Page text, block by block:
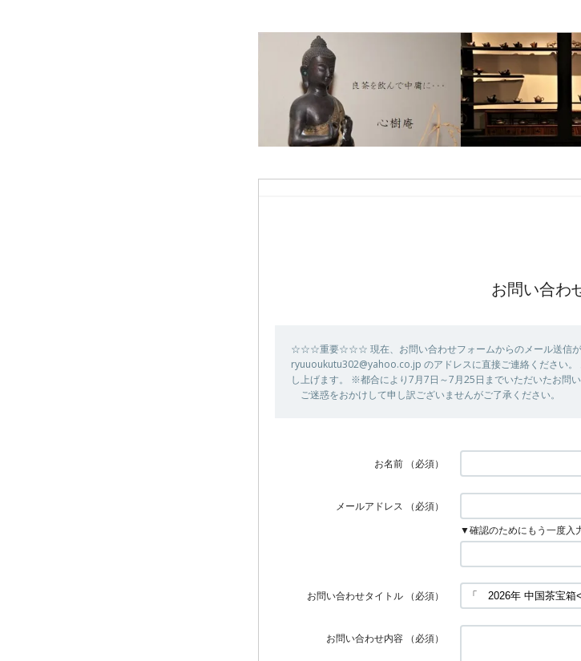
お問い合わ
☆☆☆重要☆☆☆ 現在、お問い合わせフォームからのメール送信が
ryuuoukutu302@yahoo.co.jp のアドレスに直接ご連絡ください。
し上げます。 ※都合により7月7日～7月25日までいただいたお問
ご迷惑をおかけして申し訳ございませんがご了承ください。
お名前 （必須）
メールアドレス
（必須）
▼確認のためにもう一度入
お問い合わせタイトル （必須）
お問い合わせ内容 （必須）